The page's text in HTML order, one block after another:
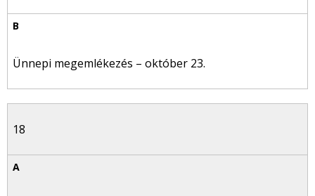
Ünnepi megemlékezés – október 23.
18